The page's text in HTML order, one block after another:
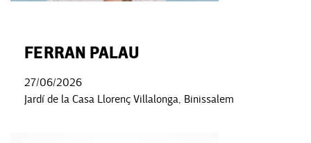
FERRAN PALAU
27/06/2026
Jardí de la Casa Llorenç Villalonga, Binissalem